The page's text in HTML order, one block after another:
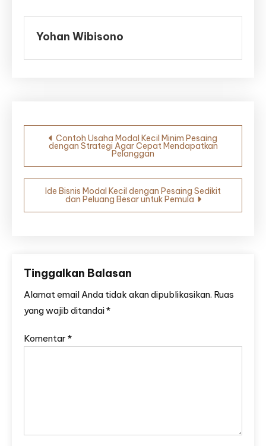
Yohan Wibisono
Navigasi
pos
Contoh Usaha Modal Kecil Minim Pesaing
dengan Strategi Agar Cepat Mendapatkan
Pelanggan
Ide Bisnis Modal Kecil dengan Pesaing Sedikit
dan Peluang Besar untuk Pemula
Tinggalkan Balasan
Alamat email Anda tidak akan dipublikasikan. Ruas
yang wajib ditandai*
Komentar *